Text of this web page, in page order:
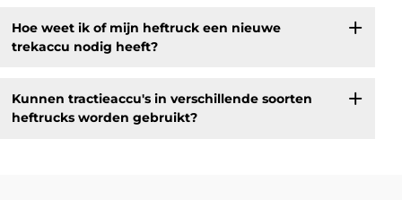
Hoe weet ik of mijn heftruck een nieuwe
trekaccu nodig heeft?
Kunnen tractieaccu's in verschillende soorten
heftrucks worden gebruikt?